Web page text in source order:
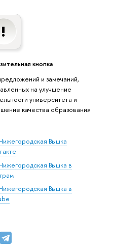
кнопка
и замечаний,
на улучшение
университета и
качества образования
Вышка
Вышка в
Вышка в